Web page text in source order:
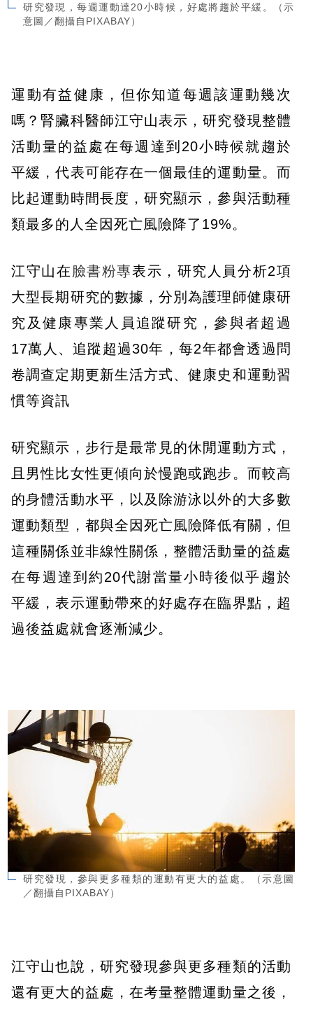
研究發現，每週運動達20小時候，好處將趨於平緩。（示
意圖／翻攝自PIXABAY）
運動有益健康，但你知道每週該運動幾次
嗎？腎臟科醫師江守山表示，研究發現整體
活動量的益處在每週達到20小時候就趨於
平緩，代表可能存在一個最佳的運動量。而
比起運動時間長度，研究顯示，參與活動種
類最多的人全因死亡風險降了19%。
江守山在 臉書粉專表示，研究人員分析2項
大型長期研究的數據，分別為護理師健康研
究及健康專業人員追蹤研究，參與者超過
17萬人、追蹤超過30年，每2年都會透過問
卷調查定期更新生活方式、健康史和運動習
慣等資訊
研究顯示，步行是最常見的休閒運動方式，
且男性比女性更傾向於慢跑或跑步。而較高
的身體活動水平，以及除游泳以外的大多數
運動類型，都與全因死亡風險降低有關，但
這種關係並非線性關係，整體活動量的益處
在每週達到約20代謝當量小時後似乎趨於
平緩，表示運動帶來的好處存在臨界點，超
過後益處就會逐漸減少。
研究發現，參與更多種類的運動有更大的益處。（示意圖
／翻攝自PIXABAY）
江守山也說，研究發現參與更多種類的活動
還有更大的益處，在考量整體運動量之後，